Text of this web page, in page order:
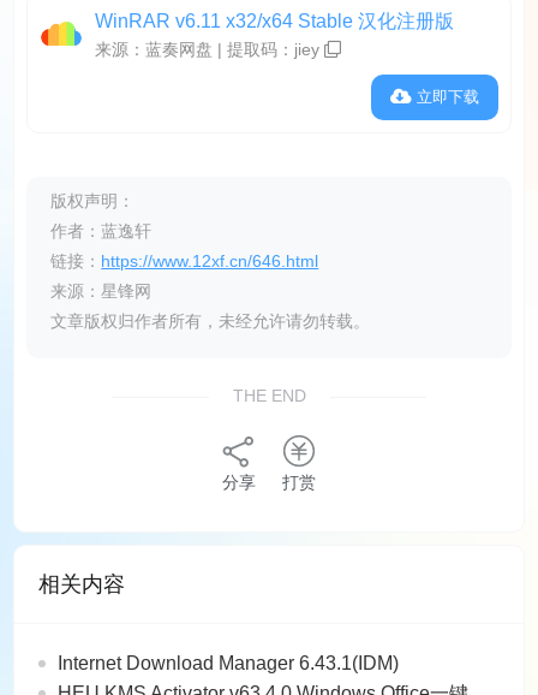
WinRAR v6.11 x32/x64 Stable 汉化注册版
来源：蓝奏网盘 | 提取码： jiey
立即下载
版权声明：
作者：蓝逸轩
链接： https://www.12xf.cn/646.html
来源：星锋网
文章版权归作者所有，未经允许请勿转载。
THE END
分享 打赏
相关内容
Internet Download Manager 6.43.1(IDM)